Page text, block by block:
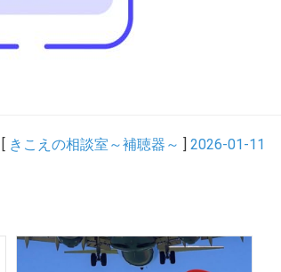
[ きこえの相談室～補聴器～ ] 2026-01-11